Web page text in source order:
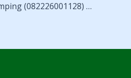
Pesan Snack dan Nasi Kotak di penumping (082226001128) – Catering